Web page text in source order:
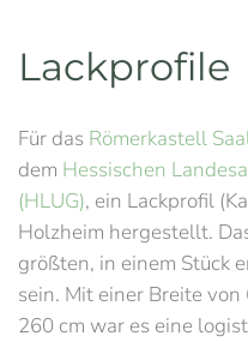
Lackprofile
Für das Römerkastell
dem Hessischen
(HLUG), ein Lackprofil
Holzheim hergestellt.
größten, in einem Stück
sein. Mit einer Breite
260 cm war es eine